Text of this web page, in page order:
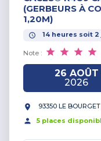
(GERBEURS À
1,20M)
14 heures soit 2
Note :
26 AOÛT
2026
93350 LE BOURGET
5 places